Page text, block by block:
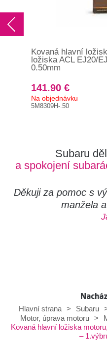
Kovaná hlavní
ložiska ACL EJ20/
0.50mm
141.90 €
Na objednávku
5M8309H-.50
Subaru
a spokojení
Děkuji za pomoc s
manžela
Hlavní strana
> Subaru
Motor, úprava motoru
>
Kovaná hlavní ložiska
–